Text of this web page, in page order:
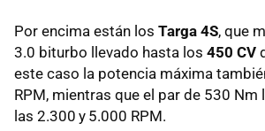
Por encima están los Targa 4S, que
3.0 biturbo llevado hasta los 450 CV
este caso la potencia máxima
RPM, mientras que el par de 530 Nm
las 2.300 y 5.000 RPM.